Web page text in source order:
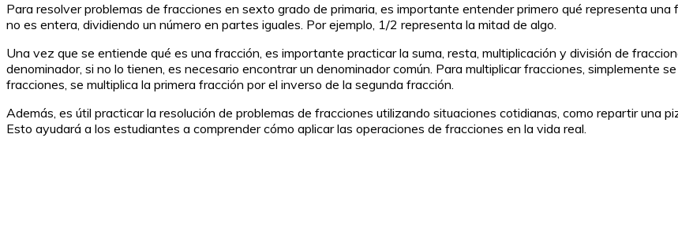
Para resolver problemas de fracciones en sexto grado de primaria, es importante entender primero qué representa
no es entera, dividiendo un número en partes iguales. Por ejemplo, 1/2 representa la mitad de algo.
Una vez que se entiende qué es una fracción, es importante practicar la suma, resta, multiplicación y división de
denominador, si no lo tienen, es necesario encontrar un denominador común. Para multiplicar fracciones, simplemente
fracciones, se multiplica la primera fracción por el inverso de la segunda fracción.
Además, es útil practicar la resolución de problemas de fracciones utilizando situaciones cotidianas, como repartir una
Esto ayudará a los estudiantes a comprender cómo aplicar las operaciones de fracciones en la vida real.